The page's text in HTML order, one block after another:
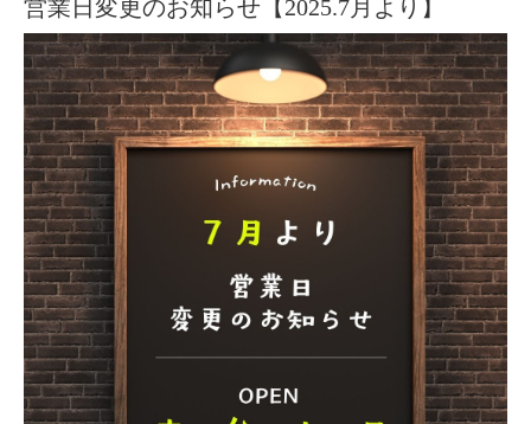
営業日変更のお知らせ【2025.7月より】